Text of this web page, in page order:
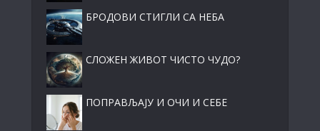
БРОДОВИ СТИГЛИ СА НЕБА
СЛОЖЕН ЖИВОТ ЧИСТО ЧУДО?
ПОПРАВЉАЈУ И ОЧИ И СЕБЕ